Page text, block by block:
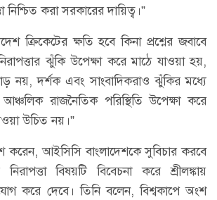
নিশ্চিত করা সরকারের দায়িত্ব।”
ক্রিকেটের ক্ষতি হবে কিনা প্রশ্নের জবাবে
ঝুঁকি উপেক্ষা করে মাঠে যাওয়া হয়,
নয়, দর্শক এবং সাংবাদিকরাও ঝুঁকির মধ্যে
রাজনৈতিক পরিস্থিতি উপেক্ষা করে
উচিত নয়।”
করেন, আইসিসি বাংলাদেশকে সুবিচার করবে
বিষয়টি বিবেচনা করে শ্রীলঙ্কায়
করে দেবে। তিনি বলেন, বিশ্বকাপে অংশ